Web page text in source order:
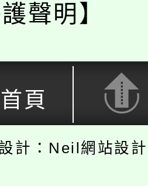
聲明】
頁
計：Neil網站設